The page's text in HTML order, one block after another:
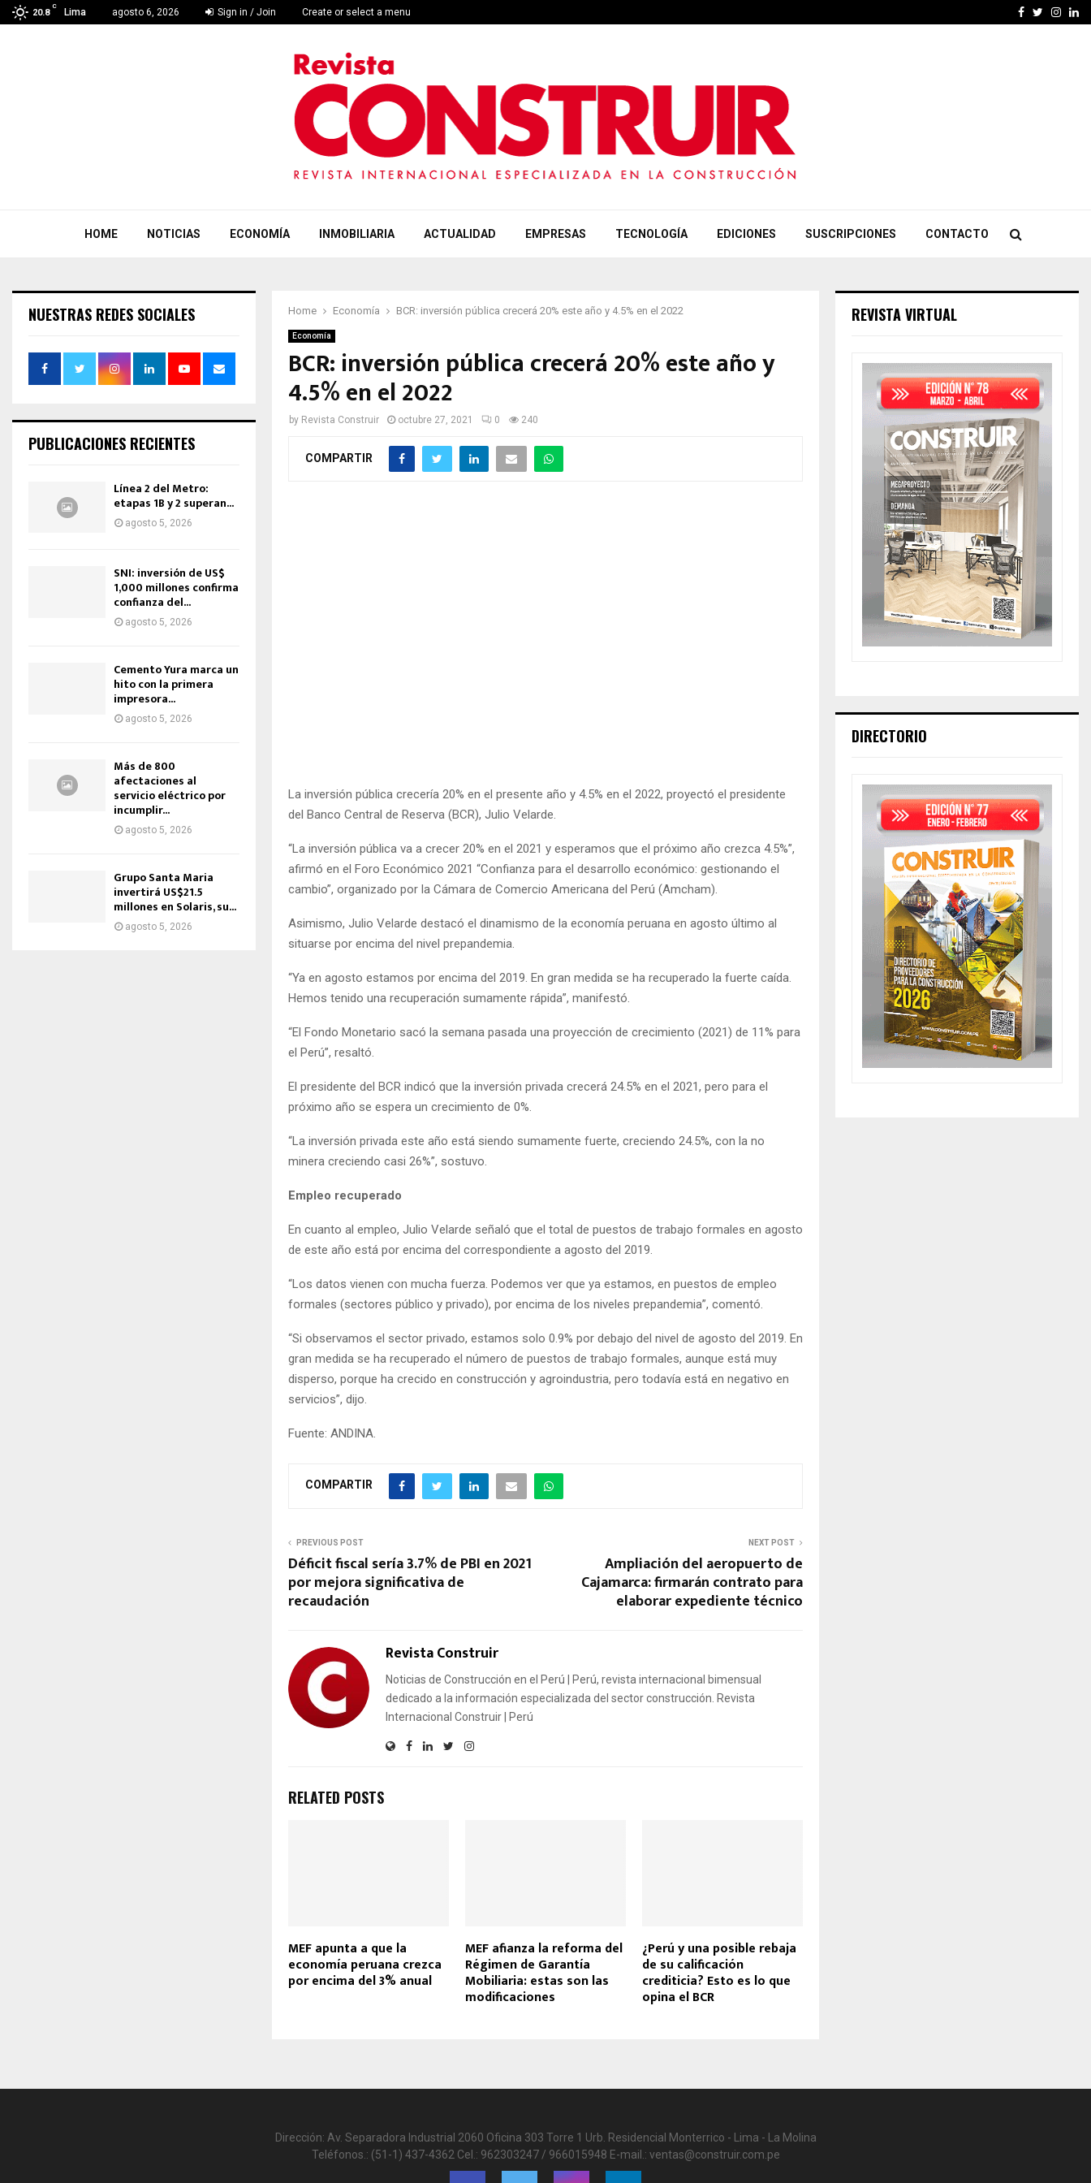
20.8
C
Lima agosto 6, 2026 Sign in / Join Create or select a menu Facebook
Twitter
HOME NOTICIAS ECONOMÍA INMOBILIARIA ACTUALIDAD EMPRESAS TECNOLOGÍA EDICIONES SUSCRIPCIONES CONTACTO
Home Economía BCR: inversión pública crecerá 20% este año y 4.5% en el 2022
Economía
BCR: inversión pública crecerá 20% este año y
4.5% en el 2022
by Revista Construir octubre 27, 2021 0 240
COMPARTIR
La inversión pública crecería 20% en el presente año y 4.5% en el 2022, proyectó el presidente
del Banco Central de Reserva (BCR), Julio Velarde.
“La inversión pública va a crecer 20% en el 2021 y esperamos que el próximo año crezca 4.5%”,
afirmó en el Foro Económico 2021 “Confianza para el desarrollo económico: gestionando el
cambio”, organizado por la Cámara de Comercio Americana del Perú (Amcham).
Asimismo, Julio Velarde destacó el dinamismo de la economía peruana en agosto último al
situarse por encima del nivel prepandemia.
“Ya en agosto estamos por encima del 2019. En gran medida se ha recuperado la fuerte caída.
Hemos tenido una recuperación sumamente rápida”, manifestó.
“El Fondo Monetario sacó la semana pasada una proyección de crecimiento (2021) de 11% para
el Perú”, resaltó.
El presidente del BCR indicó que la inversión privada crecerá 24.5% en el 2021, pero para el
próximo año se espera un crecimiento de 0%.
“La inversión privada este año está siendo sumamente fuerte, creciendo 24.5%, con la no
minera creciendo casi 26%”, sostuvo.
Empleo recuperado
En cuanto al empleo, Julio Velarde señaló que el total de puestos de trabajo formales en agosto
de este año está por encima del correspondiente a agosto del 2019.
“Los datos vienen con mucha fuerza. Podemos ver que ya estamos, en puestos de empleo
formales (sectores público y privado), por encima de los niveles prepandemia”, comentó.
“Si observamos el sector privado, estamos solo 0.9% por debajo del nivel de agosto del 2019. En
gran medida se ha recuperado el número de puestos de trabajo formales, aunque está muy
disperso, porque ha crecido en construcción y agroindustria, pero todavía está en negativo en
servicios”, dijo.
Fuente: ANDINA.
COMPARTIR
PREVIOUS POST
Déficit fiscal sería 3.7% de PBI en 2021
por mejora significativa de
recaudación
NEXT POST
Ampliación del aeropuerto de
Cajamarca: firmarán contrato para
elaborar expediente técnico
Revista Construir
Noticias de Construcción en el Perú | Perú, revista internacional bimensual
dedicado a la información especializada del sector construcción. Revista
Internacional Construir | Perú
RELATED POSTS
MEF apunta a que la
economía peruana crezca
por encima del 3% anual
MEF afianza la reforma del
Régimen de Garantía
Mobiliaria: estas son las
modificaciones
¿Perú y una posible rebaja
de su calificación
crediticia? Esto es lo que
opina el BCR
NUESTRAS REDES SOCIALES
PUBLICACIONES RECIENTES
Línea 2 del Metro:
etapas 1B y 2 superan...
agosto 5, 2026
SNI: inversión de US$
1,000 millones confirma
confianza del...
agosto 5, 2026
Cemento Yura marca un
hito con la primera
impresora...
agosto 5, 2026
Más de 800
afectaciones al
servicio eléctrico por
incumplir...
agosto 5, 2026
Grupo Santa Maria
invertirá US$21.5
millones en Solaris, su...
agosto 5, 2026
REVISTA VIRTUAL
DIRECTORIO
Dirección: Av. Separadora Industrial 2060 Oficina 303 Torre 1 Urb. Residencial Monterrico - Lima - La Molina
Teléfonos.: (51-1) 437-4362 Cel.: 962303247 / 966015948 E-mail.: ventas@construir.com.pe